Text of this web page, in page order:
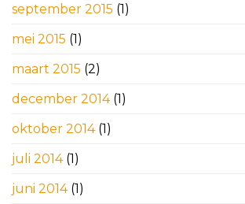
september 2015 (1)
mei 2015 (1)
maart 2015 (2)
december 2014(1)
oktober 2014(1)
juli 2014(1)
juni 2014(1)